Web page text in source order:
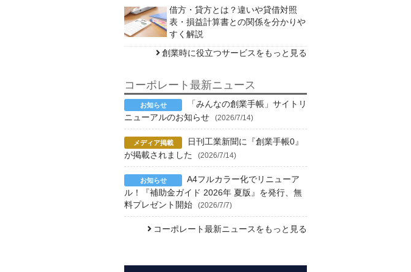
借方・貸方とは？違いや貸借対照
表・損益計算書との関係を分かりや
すく解説
創業時に役立つサービスをもっと見る
コーポレート最新ニュース
「みんなの創業手帳」サイトリ
ニューアルのお知らせ
(2026/7/14)
日刊工業新聞に『創業手帳0』
が掲載されました
(2026/7/14)
A4フルカラー化でリニューア
ル！『補助金ガイド 2026年 夏版』を発行、無
料プレゼント開始
(2026/7/7)
コーポレート最新ニュースをもっと見る